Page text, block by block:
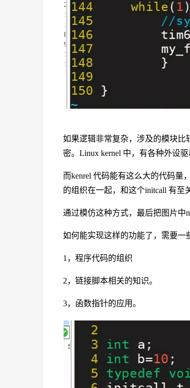
如果逻辑非常复杂，涉及的模块
密。Linux kernel 中，有各种外设
而kenrel 代码能有这么大的代码量
的组织在一起，和这个initcall 有至
通过模仿这种方式，最后把图片中
如何能实现这样的功能了，需要一
1，程序代码的组织
2，链接脚本相关的知识。
3，函数指针的应用。